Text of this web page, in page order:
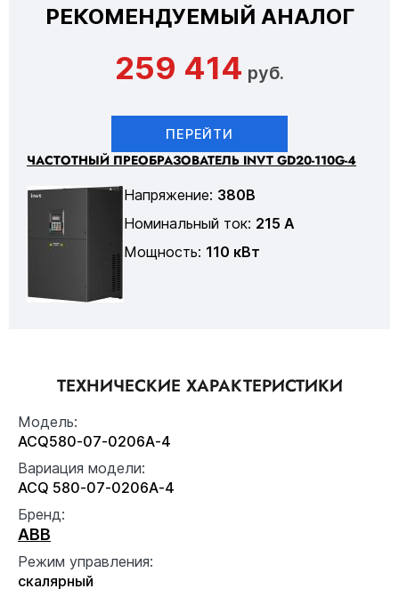
РЕКОМЕНДУЕМЫЙ АНАЛОГ
259 414 руб.
ПЕРЕЙТИ
ЧАСТОТНЫЙ ПРЕОБРАЗОВАТЕЛЬ INVT GD20-110G-4
Напряжение: 380В
Номинальный ток: 215 А
Мощность: 110 кВт
ТЕХНИЧЕСКИЕ ХАРАКТЕРИСТИКИ
Модель:
ACQ580-07-0206A-4
Вариация модели:
ACQ 580-07-0206A-4
Бренд:
ABB
Режим управления:
скалярный